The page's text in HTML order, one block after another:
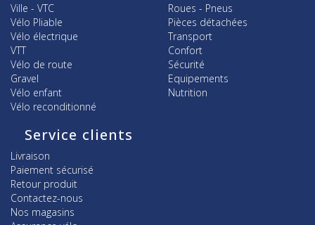
Ville - VTC
Vélo Pliable
Vélo électrique
VTT
Vélo de route
Gravel
Vélo enfant
Vélo reconditionné
Roues - Pneus
Pièces détachées
Transport
Confort
Sécurité
Equipements
Nutrition
Service clients
Livraison
Paiement sécurisé
Retour produit
Contactez-nous
Nos magasins